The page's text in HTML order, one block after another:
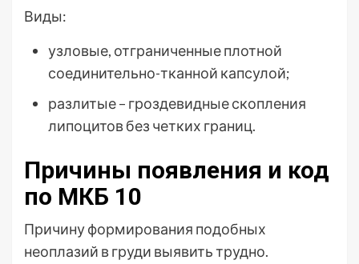
Виды:
узловые, отграниченные плотной
соединительно-тканной капсулой;
разлитые – гроздевидные скопления
липоцитов без четких границ.
Причины появления и код
по МКБ 10
Причину формирования подобных
неоплазий в груди выявить трудно.